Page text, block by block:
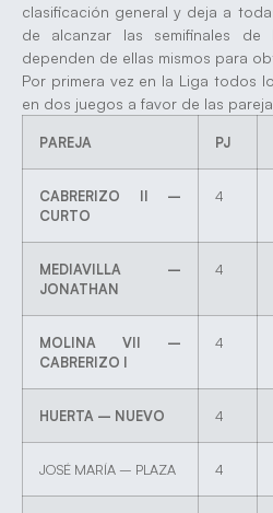
clasificación general y deja a
de alcanzar las semifinales
dependen de ellas mismos para
Por primera vez en la Liga todos
en dos juegos a favor de las
PAREJA PJ
CABRERIZO II –
CURTO
4
MEDIAVILLA –
JONATHAN
4
MOLINA VII –
CABRERIZO I
4
HUERTA – NUEVO 4
JOSÉ MARÍA – PLAZA 4